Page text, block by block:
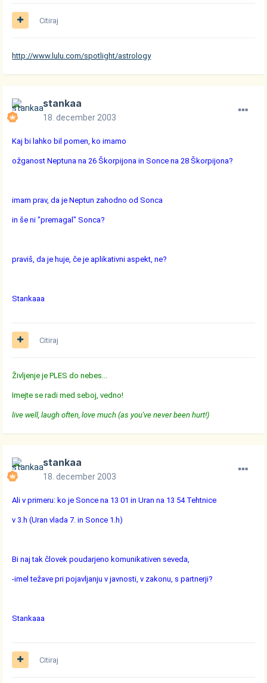
Citiraj
http://www.lulu.com/spotlight/astrology
stankaa
18. december 2003
Kaj bi lahko bil pomen, ko imamo
ožganost Neptuna na 26 Škorpijona in Sonce na 28 Škorpijona?
imam prav, da je Neptun zahodno od Sonca
in še ni "premagal" Sonca?
praviš, da je huje, če je aplikativni aspekt, ne?
Stankaaa
Citiraj
Življenje je PLES do nebes...
Imejte se radi med seboj, vedno!
live well, laugh often, love much (as you've never been hurt!)
stankaa
18. december 2003
Ali v primeru: ko je Sonce na 13 01 in Uran na 13 54 Tehtnice
v 3.h (Uran vlada 7. in Sonce 1.h)
Bi naj tak človek poudarjeno komunikativen seveda,
-imel težave pri pojavljanju v javnosti, v zakonu, s partnerji?
Stankaaa
Citiraj